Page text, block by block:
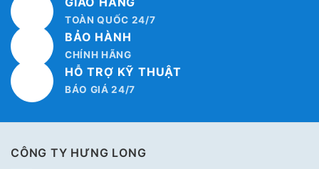
TOÀN QUỐC 24/7
BẢO HÀNH
CHÍNH HÃNG
HỖ TRỢ KỸ THUẬT
BÁO GIÁ 24/7
CÔNG TY HƯNG LONG